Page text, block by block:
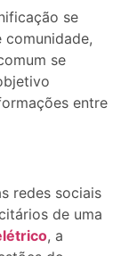
se
se
entre
redes sociais
de uma
, a